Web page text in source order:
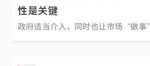
性是关键
政府适当介入，同时也让市场“做事”